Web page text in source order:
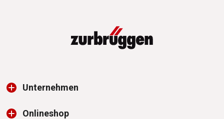
Unternehmen
Onlineshop